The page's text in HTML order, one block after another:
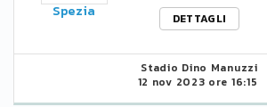
Spezia
DETTAGLI
Stadio Dino Manuzzi
12 nov 2023 ore 16:15